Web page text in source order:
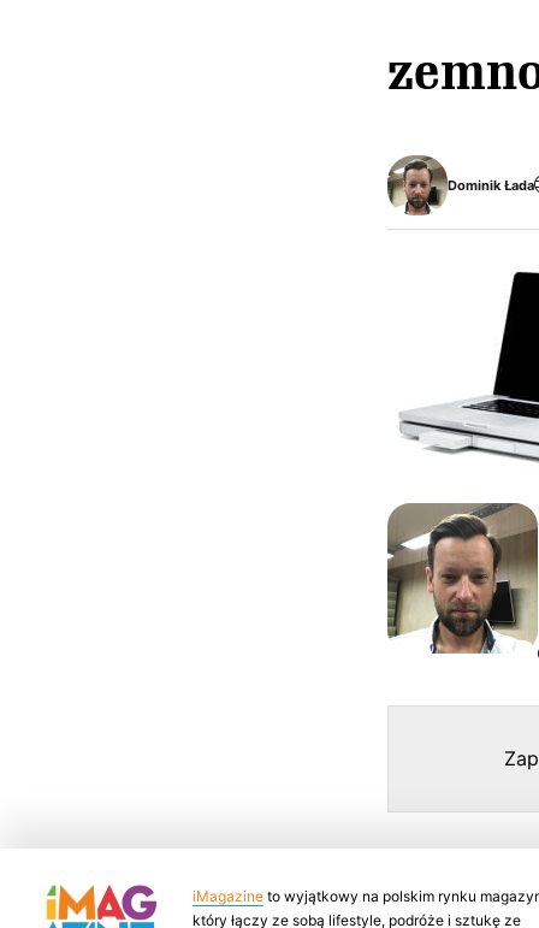
Dominik Łada
iMagazine to wyjątkowy na polskim rynku
który łączy ze sobą lifestyle, podróże i sztukę ze